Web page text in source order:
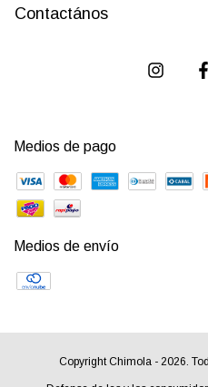
Contactános
Medios de pago
Medios de envío
Copyright Chimola - 2026.